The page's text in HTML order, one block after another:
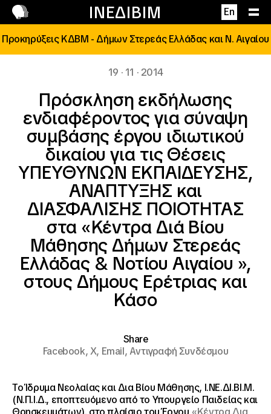
ΙΝΕΔΙΒΙΜ En
Επικοινωνία
Προκηρύξεις ΚΔΒΜ - Δήμων Στερεάς Ελλάδας και Ν. Αιγαίου
19 · 11 · 2014
Πρόσκληση εκδήλωσης
ενδιαφέροντος για σύναψη
συμβάσης έργου ιδιωτικού
δικαίου για τις Θέσεις
ΥΠΕΥΘΥΝΩΝ ΕΚΠΑΙΔΕΥΣΗΣ,
ΑΝΑΠΤΥΞΗΣ και
ΔΙΑΣΦΑΛΙΣΗΣ ΠΟΙΟΤΗΤΑΣ
στα «Κέντρα Διά Βίου
Μάθησης Δήμων Στερεάς
Ελλάδας & Νοτίου Αιγαίου »,
στους Δήμους Ερέτριας και
Κάσο
Share
Facebook,X, Email,Αντιγραφή Συνδέσμου
Το Ίδρυμα Νεολαίας και Δια Βίου Μάθησης, Ι.ΝΕ.ΔΙ.ΒΙ.Μ.
(Ν.Π.Ι.Δ., εποπτευόμενο από το Υπουργείο Παιδείας και